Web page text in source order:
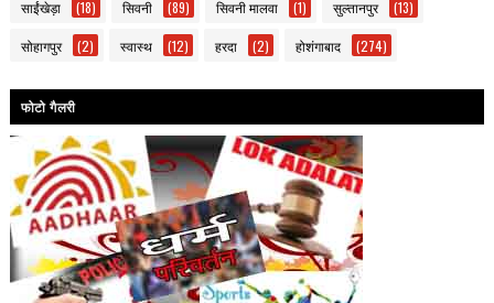
साईंखेड़ा (18) सिवनी (89) सिवनी मालवा (1) सुल्तानपुर (13)
सोहागपुर (2) स्वास्थ (12) हरदा (2) होशंगाबाद (274)
फोटो गैलरी